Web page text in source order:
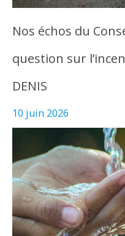
Nos échos du
question sur
DENIS
10 juin 2026